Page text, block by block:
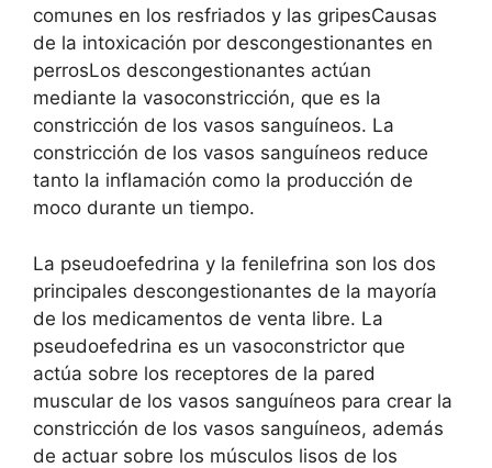
comunes en los resfriados y las gripesCausas
de la intoxicación por descongestionantes en
perrosLos descongestionantes actúan
mediante la vasoconstricción, que es la
constricción de los vasos sanguíneos. La
constricción de los vasos sanguíneos reduce
tanto la inflamación como la producción de
moco durante un tiempo.
La pseudoefedrina y la fenilefrina son los dos
principales descongestionantes de la mayoría
de los medicamentos de venta libre. La
pseudoefedrina es un vasoconstrictor que
actúa sobre los receptores de la pared
muscular de los vasos sanguíneos para crear la
constricción de los vasos sanguíneos, además
de actuar sobre los músculos lisos de los